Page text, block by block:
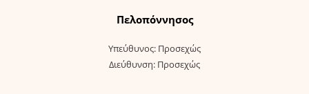
Πελοπόννησος
Υπεύθυνος: Προσεχώς
Διεύθυνση: Προσεχώς